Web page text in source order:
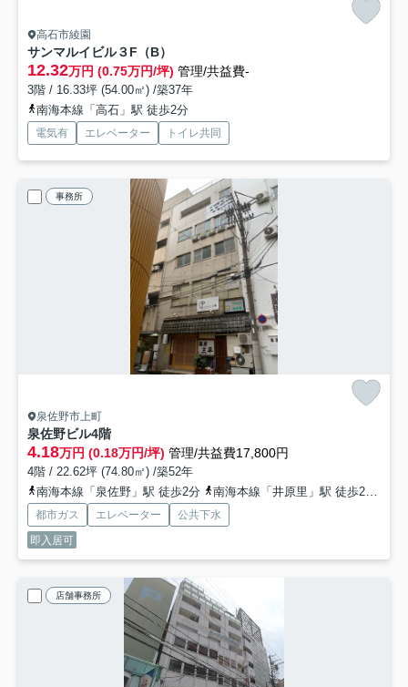
高石市綾園
サンマルイビル３F（B）
12.32万円 (0.75万円/坪) 管理/共益費-
3階 / 16.33坪 (54.00㎡) /築37年
南海本線「高石」駅 徒歩2分
電気有 エレベーター トイレ共同
事務所
泉佐野市上町
泉佐野ビル4階
4.18万円 (0.18万円/坪) 管理/共益費17,800円
4階 / 22.62坪 (74.80㎡) /築52年
南海本線「泉佐野」駅 徒歩2分
南海本線「井原里」駅 徒歩26分
都市ガス エレベーター
公共下水
即入居可
店舗事務所